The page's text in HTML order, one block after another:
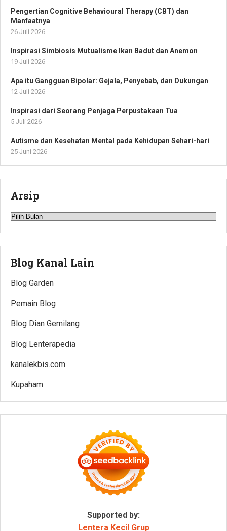
Pengertian Cognitive Behavioural Therapy (CBT) dan
Manfaatnya
26 Juli 2026
Inspirasi Simbiosis Mutualisme Ikan Badut dan Anemon
19 Juli 2026
Apa itu Gangguan Bipolar: Gejala, Penyebab, dan Dukungan
12 Juli 2026
Inspirasi dari Seorang Penjaga Perpustakaan Tua
5 Juli 2026
Autisme dan Kesehatan Mental pada Kehidupan Sehari-hari
25 Juni 2026
Arsip
Arsip
Blog Kanal Lain
Blog Garden
Pemain Blog
Blog Dian Gemilang
Blog Lenterapedia
kanalekbis.com
Kupaham
Supported by:
Lentera Kecil Grup